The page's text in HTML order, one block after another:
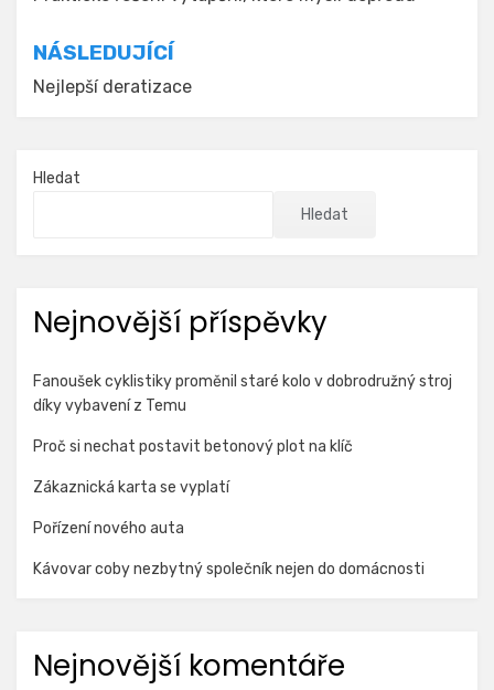
příspěvek
NÁSLEDUJÍCÍ
Nejlepší deratizace
Hledat
Hledat
Nejnovější příspěvky
Fanoušek cyklistiky proměnil staré kolo v dobrodružný stroj
díky vybavení z Temu
Proč si nechat postavit betonový plot na klíč
Zákaznická karta se vyplatí
Pořízení nového auta
Kávovar coby nezbytný společník nejen do domácnosti
Nejnovější komentáře